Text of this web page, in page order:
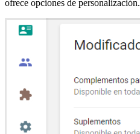
ofrece opciones de personalización.